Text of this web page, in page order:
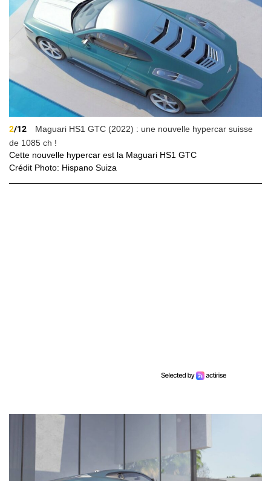
2/12
Maguari HS1 GTC (2022) : une nouvelle hypercar suisse
de 1085 ch !
Cette nouvelle hypercar est la Maguari HS1 GTC
Crédit Photo: Hispano Suiza